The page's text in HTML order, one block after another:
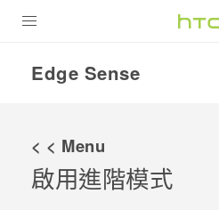
智慧型手機
Edge Sense
< < Menu
啟用進階模式